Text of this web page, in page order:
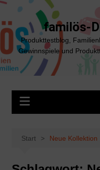
Zum
springen
familös-
Produkttestblog,
Gewinnspiele und
Start Neue Kollektion